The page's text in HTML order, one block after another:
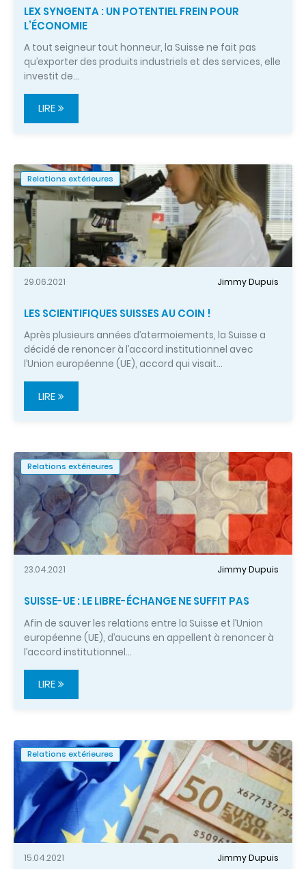
LEX SYNGENTA : UN POTENTIEL FREIN POUR
L’ÉCONOMIE
A tout seigneur tout honneur, la Suisse ne fait pas
qu’exporter des produits industriels et des services, elle
investit de…
LIRE
Relations extérieures
29.06.2021 Jimmy Dupuis
LES SCIENTIFIQUES SUISSES AU COIN !
Après plusieurs années d’atermoiements, la Suisse a
décidé de renoncer à l’accord institutionnel avec
l’Union européenne (UE), accord qui visait…
LIRE
Relations extérieures
23.04.2021 Jimmy Dupuis
SUISSE-UE : LE LIBRE-ÉCHANGE NE SUFFIT PAS
Afin de sauver les relations entre la Suisse et l’Union
européenne (UE), d’aucuns en appellent à renoncer à
l’accord institutionnel…
LIRE
Relations extérieures
15.04.2021 Jimmy Dupuis